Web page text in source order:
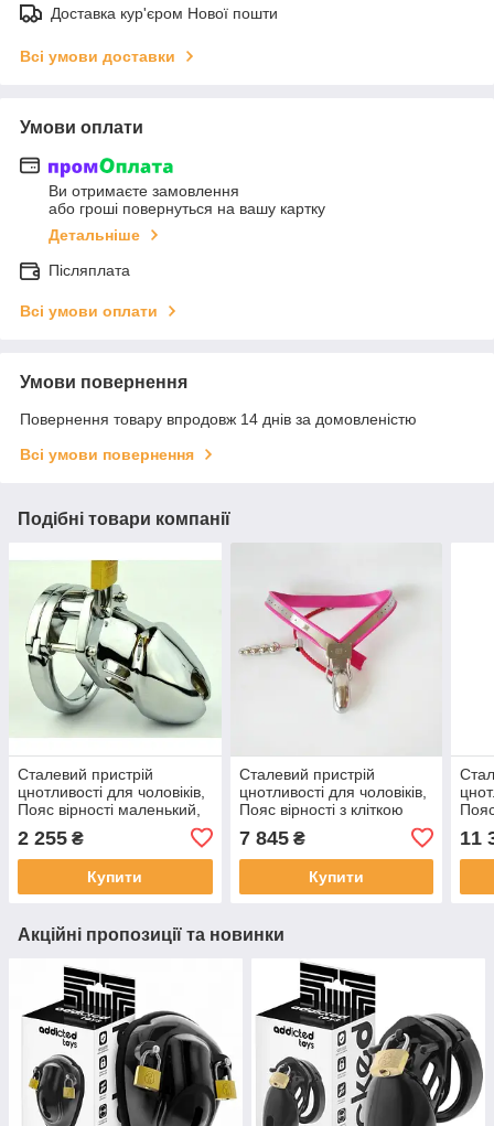
Доставка кур'єром Нової пошти
Всі умови доставки
Умови оплати
Ви отримаєте замовлення
або гроші повернуться на вашу картку
Детальніше
Післяплата
Всі умови оплати
Умови повернення
Повернення товару впродовж 14 днів за домовленістю
Всі умови повернення
Подібні товари компанії
Сталевий пристрій
цнотливості для чоловіків,
Пояс вірності маленький,
6000 S
2 255 ₴
Купити
Сталевий пристрій
цнотливості для чоловіків,
Пояс вірності з кліткою
для пеніса та анальною
пробкою, Рожевий
7 845₴
Купити
11
Акційні пропозиції та новинки